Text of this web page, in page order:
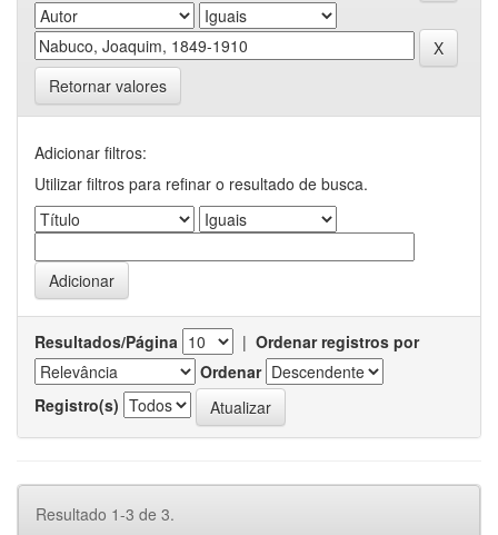
Retornar valores
Adicionar filtros:
Utilizar filtros para refinar o resultado de busca.
Resultados/Página | Ordenar registros por
Ordenar
Registro(s)
Resultado 1-3 de 3.